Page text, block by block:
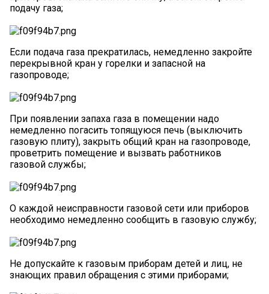
подачу газа;
Если подача газа прекратилась, немедленно закройте
перекрывной кран у горелки и запасной на
газопроводе;
При появлении запаха газа в помещении надо
немедленно погасить топящуюся печь (выключить
газовую плиту), закрыть общий кран на газопроводе,
проветрить помещение и вызвать работников
газовой службы;
О каждой неисправности газовой сети или приборов
необходимо немедленно сообщить в газовую службу;
Не допускайте к газовым приборам детей и лиц, не
знающих правил обращения с этими приборами;